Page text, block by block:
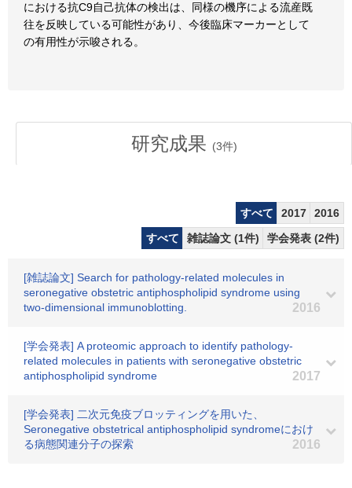
における抗C9自己抗体の検出は、同様の機序による流産既
往を反映している可能性があり、今後臨床マーカーとして
の有用性が示唆される。
研究成果 (3件)
すべて 2017
2016
すべて
雑誌論文 (1件) 学会発表 (2件)
[雑誌論文] Search for pathology-related molecules in
seronegative obstetric antiphospholipid syndrome using
two-dimensional immunoblotting.
2016
[学会発表] A proteomic approach to identify pathology-
related molecules in patients with seronegative obstetric
antiphospholipid syndrome
2017
[学会発表] 二次元免疫ブロッティングを用いた、
Seronegative obstetrical antiphospholipid syndromeにおけ
る病態関連分子の探索
2016